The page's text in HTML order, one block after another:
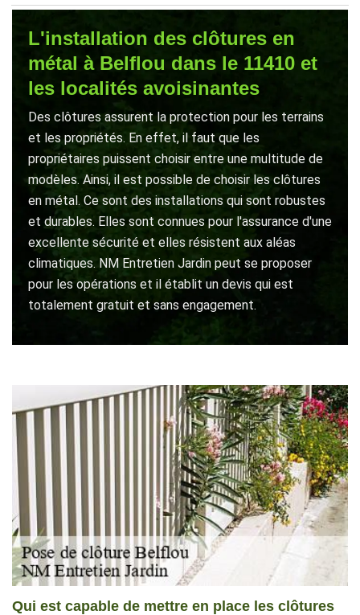
L'installation des clôtures en
métal à Belflou dans le 11410 et
les localités avoisinantes
Des clôtures assurent la protection pour les terrains
et les propriétés. En effet, il faut que les
propriétaires puissent choisir entre une multitude de
modèles. Ainsi, il est possible de choisir les clôtures
en métal. Ce sont des installations qui sont robustes
et durables. Elles sont connues pour l'assurance d'une
excellente sécurité et elles résistent aux aléas
climatiques. NM Entretien Jardin peut se proposer
pour les opérations et il établit un devis qui est
totalement gratuit et sans engagement.
Qui est capable de mettre en place les clôtures